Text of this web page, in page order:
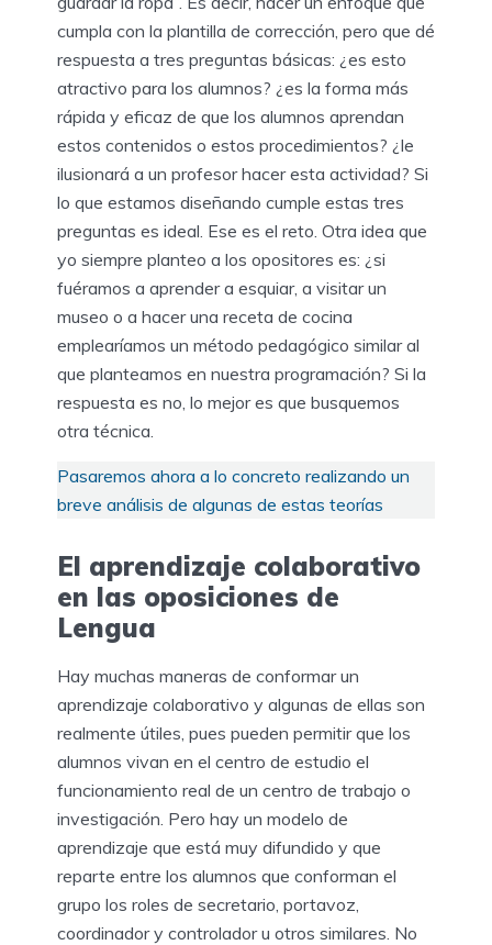
cumpla con la plantilla de corrección, pero que dé
respuesta a tres preguntas básicas: ¿es esto
atractivo para los alumnos? ¿es la forma más
rápida y eficaz de que los alumnos aprendan
estos contenidos o estos procedimientos? ¿le
ilusionará a un profesor hacer esta actividad? Si
lo que estamos diseñando cumple estas tres
preguntas es ideal. Ese es el reto. Otra idea que
yo siempre planteo a los opositores es: ¿si
fuéramos a aprender a esquiar, a visitar un
museo o a hacer una receta de cocina
emplearíamos un método pedagógico similar al
que planteamos en nuestra programación? Si la
respuesta es no, lo mejor es que busquemos
otra técnica.
Pasaremos ahora a lo concreto realizando un
breve análisis de algunas de estas teorías
El aprendizaje colaborativo
en las oposiciones de
Lengua
Hay muchas maneras de conformar un
aprendizaje colaborativo y algunas de ellas son
realmente útiles, pues pueden permitir que los
alumnos vivan en el centro de estudio el
funcionamiento real de un centro de trabajo o
investigación. Pero hay un modelo de
aprendizaje que está muy difundido y que
reparte entre los alumnos que conforman el
grupo los roles de secretario, portavoz,
coordinador y controlador u otros similares. No